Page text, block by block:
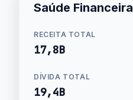
Saúde Financeira
RECEITA TOTAL
17,8B
DÍVIDA TOTAL
19,4B